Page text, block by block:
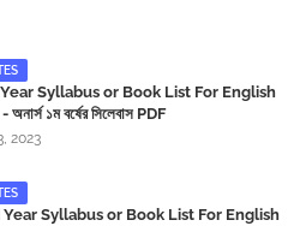
Syllabus or Book List For English
১ম বর্ষের সিলেবাস PDF
2023
Syllabus or Book List For English